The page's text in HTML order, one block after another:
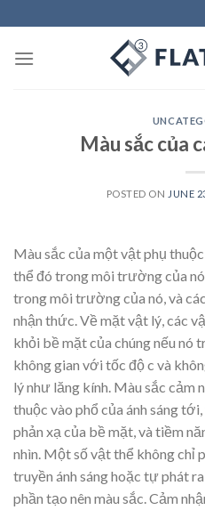
to
content
Màu sắc của
POSTED ON JUNE
Màu sắc của một vật phụ
thể đó trong môi trường của
trong môi trường của nó, và
nhận thức. Về mặt vật lý, các
khỏi bề mặt của chúng nếu nó
không gian với tốc độ c và
lý như lăng kính. Màu sắc
thuộc vào phổ của ánh sáng
phản xạ của bề mặt, và tiềm
nhìn. Một số vật thể không chỉ
truyền ánh sáng hoặc tự phát
phần tạo nên màu sắc. Cảm